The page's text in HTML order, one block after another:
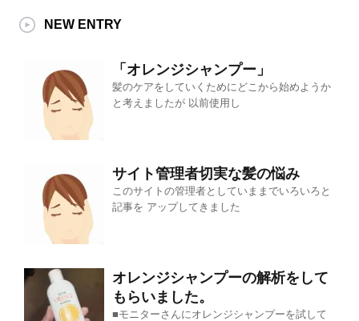
NEW ENTRY
「オレンジシャンプー」
髪のケアをしていくためにどこから始めようか
と考えましたが 以前使用し
サイト管理者切実な髪の悩み
このサイトの管理者としていままでいろいろと
記事を アップしてきました
オレンジシャンプーの解析をして
もらいました。
■モニターさんにオレンジシャンプーを試して